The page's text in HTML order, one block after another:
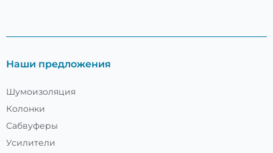
Наши предложения
Шумоизоляция
Колонки
Сабвуферы
Усилители